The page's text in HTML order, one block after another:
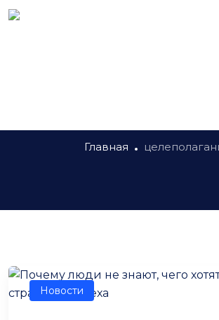
Главная
Новости